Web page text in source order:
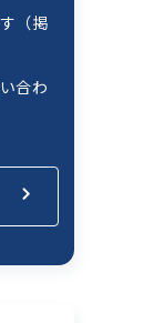
（掲
合わ